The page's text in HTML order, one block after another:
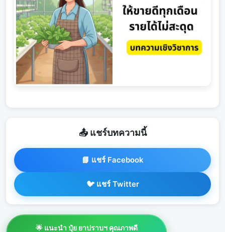
📤 แชร์บทความนี้
📘 แชร์ Facebook
🐦 แชร์ Twitter
🌟 แนะนำ ปุ๋ย ยาปราบฯ คุณภาพดี